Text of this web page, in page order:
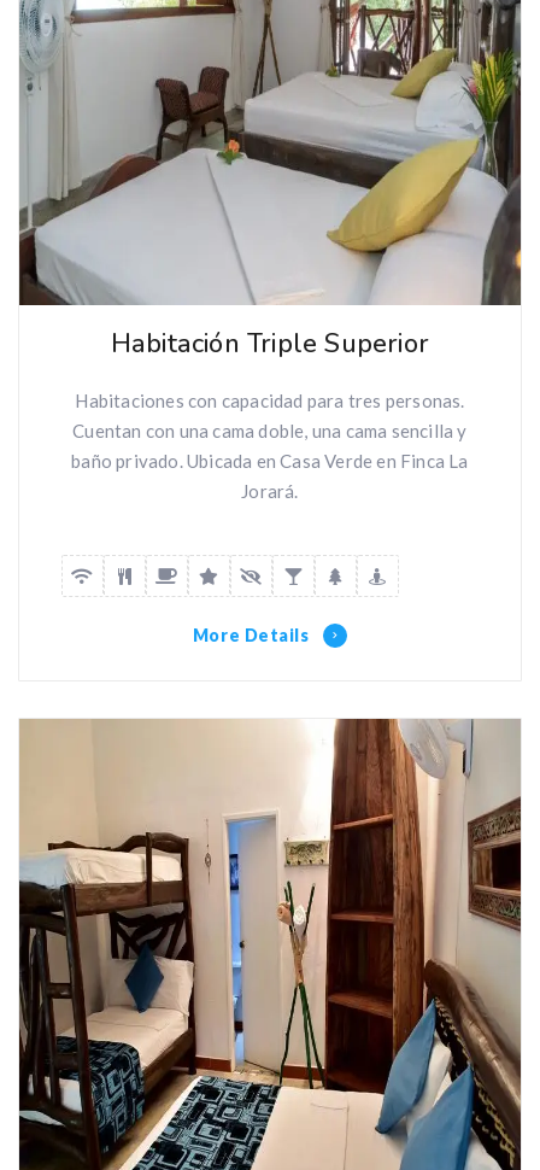
Habitación Triple Superior
Habitaciones con capacidad para tres personas.
Cuentan con una cama doble, una cama sencilla y
baño privado. Ubicada en Casa Verde en Finca La
Jorará.
More Details